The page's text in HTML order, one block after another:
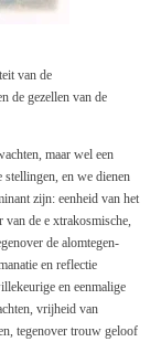
van de
de gezellen van de
maar wel een
stellingen, en we dienen
zijn: eenheid van het
van de e xtrakosmische,
de alomtegen-
en reflectie
en eenmalige
vrijheid van
tegenover trouw geloof